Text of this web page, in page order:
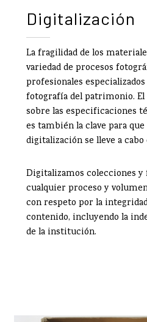
Digitalización
La fragilidad de los
variedad de procesos
profesionales
fotografía del patrimonio.
sobre las especificaciones
es también la clave para
digitalización se lleve a cabo
Digitalizamos colecciones
cualquier proceso y
con respeto por la
contenido, incluyendo la
de la institución.